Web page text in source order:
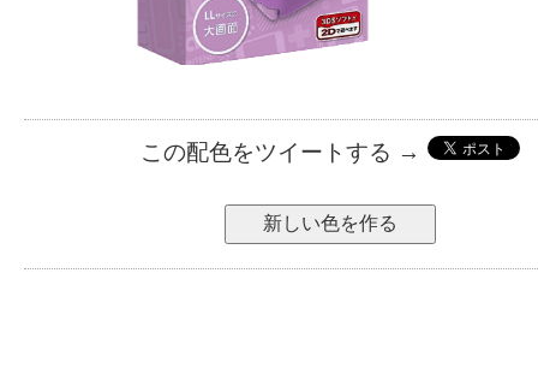
この配色をツイートする →